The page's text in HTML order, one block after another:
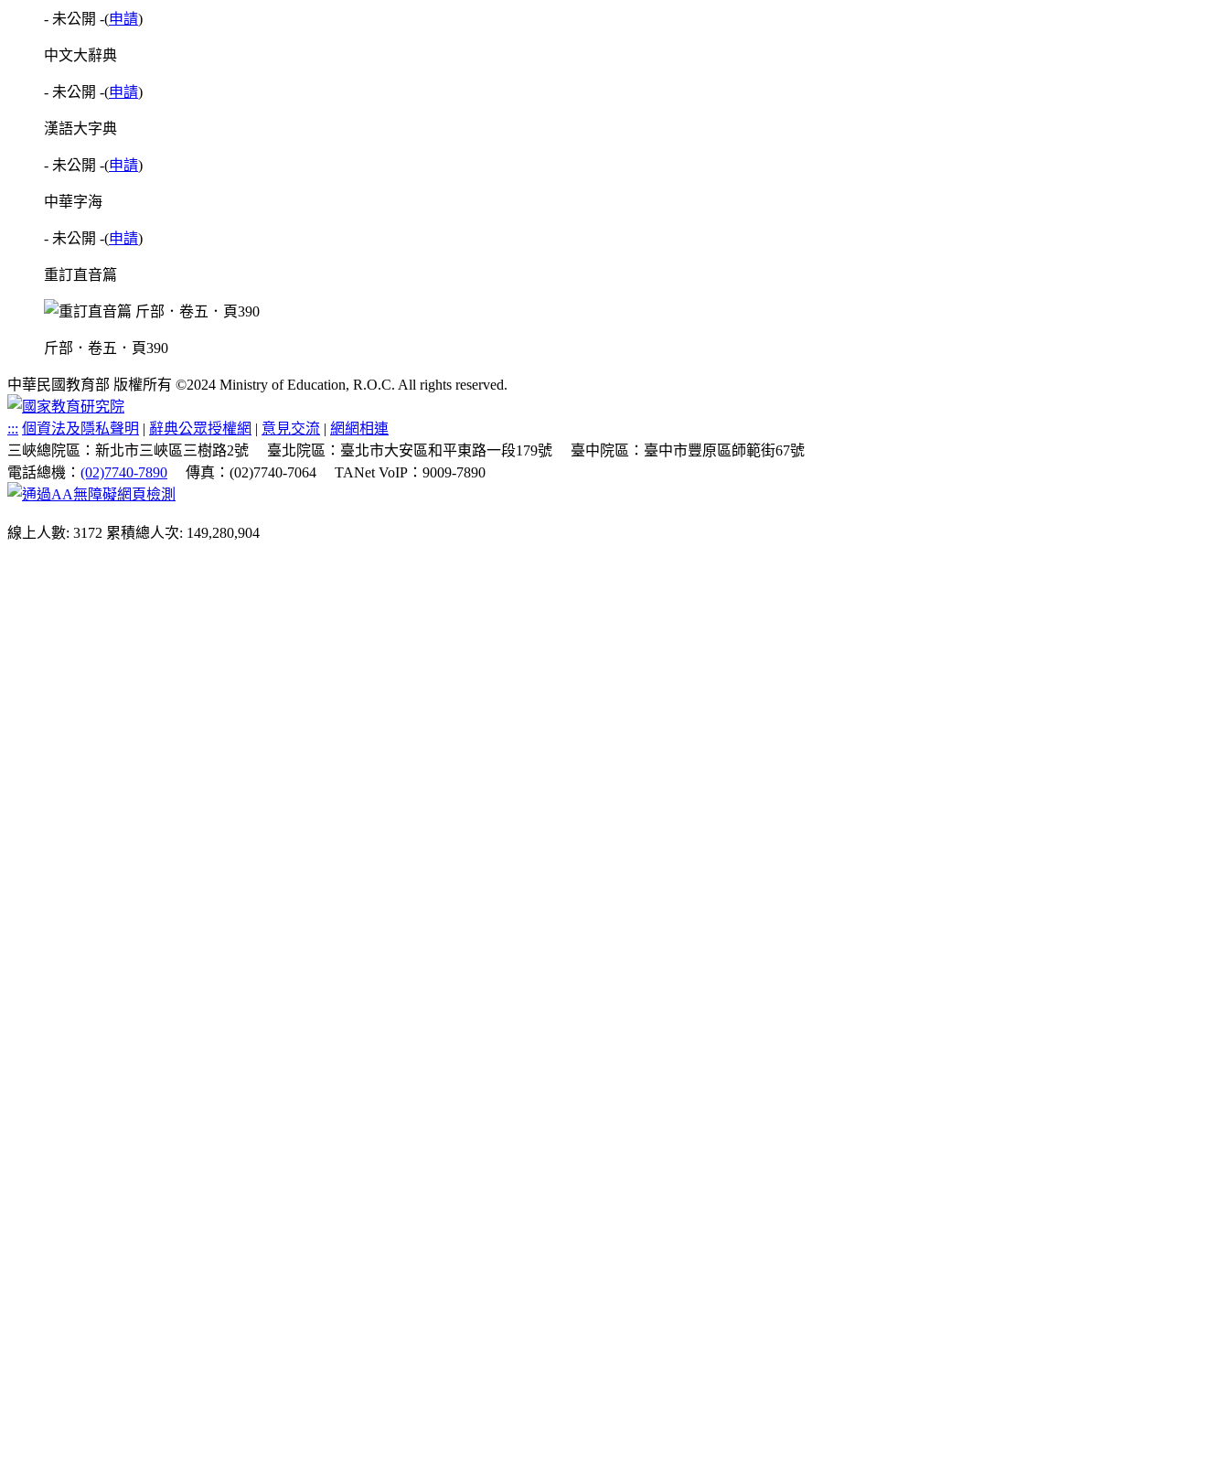
- 未公開 -(申請)
中文大辭典
- 未公開 -(申請)
漢語大字典
- 未公開 -(申請)
中華字海
- 未公開 -(申請)
重訂直音篇
斤部．卷五．頁390
中華民國教育部 版權所有 ©2024 Ministry of Education, R.O.C. All rights reserved.
::: 個資法及隱私聲明 | 辭典公眾授權網 | 意見交流 | 網網相連
三峽總院區：新北市三峽區三樹路2號
臺北院區：臺北市大安區和平東路一段179號
臺中院區：臺中市豐原區師範街67號
電話總機： (02)7740-7890 傳真：(02)7740-7064 TANet VoIP：9009-7890
線上人數: 3172 累積總人次: 149,280,904